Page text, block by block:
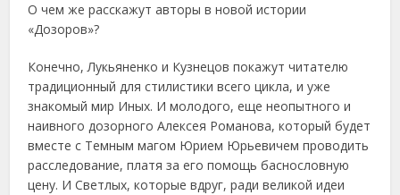
О чем же расскажут авторы в новой истории
«Дозоров»?
Конечно, Лукьяненко и Кузнецов покажут читателю
традиционный для стилистики всего цикла, и уже
знакомый мир Иных. И молодого, еще неопытного и
наивного дозорного Алексея Романова, который будет
вместе с Темным магом Юрием Юрьевичем проводить
расследование, платя за его помощь баснословную
цену. И Светлых, которые вдруг, ради великой идеи